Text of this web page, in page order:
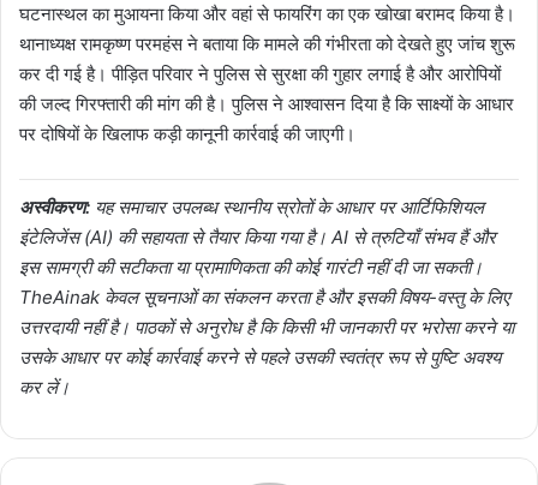
घटनास्थल का मुआयना किया और वहां से फायरिंग का एक खोखा बरामद किया है।
थानाध्यक्ष रामकृष्ण परमहंस ने बताया कि मामले की गंभीरता को देखते हुए जांच शुरू
कर दी गई है। पीड़ित परिवार ने पुलिस से सुरक्षा की गुहार लगाई है और आरोपियों
की जल्द गिरफ्तारी की मांग की है। पुलिस ने आश्वासन दिया है कि साक्ष्यों के आधार
पर दोषियों के खिलाफ कड़ी कानूनी कार्रवाई की जाएगी।
अस्वीकरण: यह समाचार उपलब्ध स्थानीय स्रोतों के आधार पर आर्टिफिशियल
इंटेलिजेंस (AI) की सहायता से तैयार किया गया है। AI से त्रुटियाँ संभव हैं और
इस सामग्री की सटीकता या प्रामाणिकता की कोई गारंटी नहीं दी जा सकती।
TheAinak केवल सूचनाओं का संकलन करता है और इसकी विषय-वस्तु के लिए
उत्तरदायी नहीं है। पाठकों से अनुरोध है कि किसी भी जानकारी पर भरोसा करने या
उसके आधार पर कोई कार्रवाई करने से पहले उसकी स्वतंत्र रूप से पुष्टि अवश्य
कर लें।